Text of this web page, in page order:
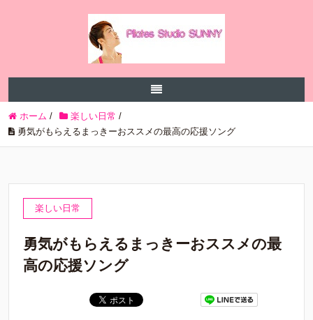
ホーム / 楽しい日常 /
勇気がもらえるまっきーおススメの最高の応援ソング
楽しい日常
勇気がもらえるまっきーおススメの最
高の応援ソング